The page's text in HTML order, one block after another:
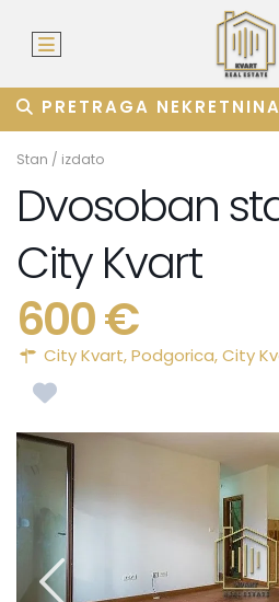
PRETRAGA NEKRETNINA
Stan / izdato
Dvosoban
City Kvart
600 €
City Kvart,Podgorica,City